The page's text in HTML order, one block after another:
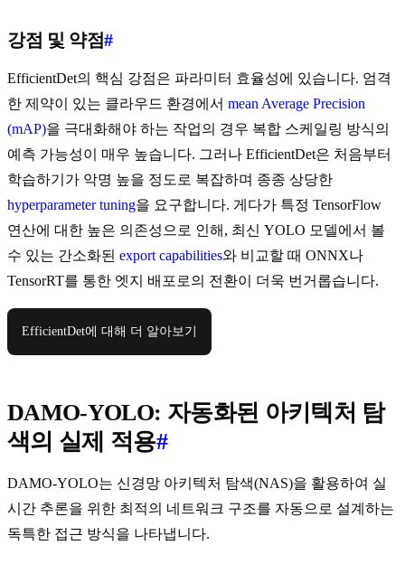
강점 및 약점#
EfficientDet의 핵심 강점은 파라미터 효율성에 있습니다. 엄격
한 제약이 있는 클라우드 환경에서 mean Average Precision
(mAP)을 극대화해야 하는 작업의 경우 복합 스케일링 방식의
예측 가능성이 매우 높습니다. 그러나 EfficientDet은 처음부터
학습하기가 악명 높을 정도로 복잡하며 종종 상당한
hyperparameter tuning을 요구합니다. 게다가 특정 TensorFlow
연산에 대한 높은 의존성으로 인해, 최신 YOLO 모델에서 볼
수 있는 간소화된 export capabilities와 비교할 때 ONNX나
TensorRT를 통한 엣지 배포로의 전환이 더욱 번거롭습니다.
EfficientDet에 대해 더 알아보기
DAMO-YOLO: 자동화된 아키텍처 탐
색의 실제 적용#
DAMO-YOLO는 신경망 아키텍처 탐색(NAS)을 활용하여 실
시간 추론을 위한 최적의 네트워크 구조를 자동으로 설계하는
독특한 접근 방식을 나타냅니다.